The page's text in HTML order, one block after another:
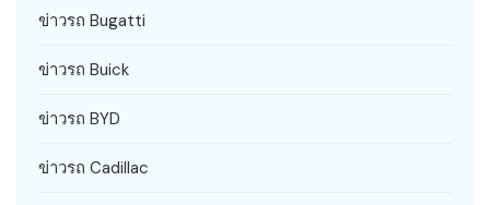
ข่าวรถ Bugatti
ข่าวรถ Buick
ข่าวรถ BYD
ข่าวรถ Cadillac